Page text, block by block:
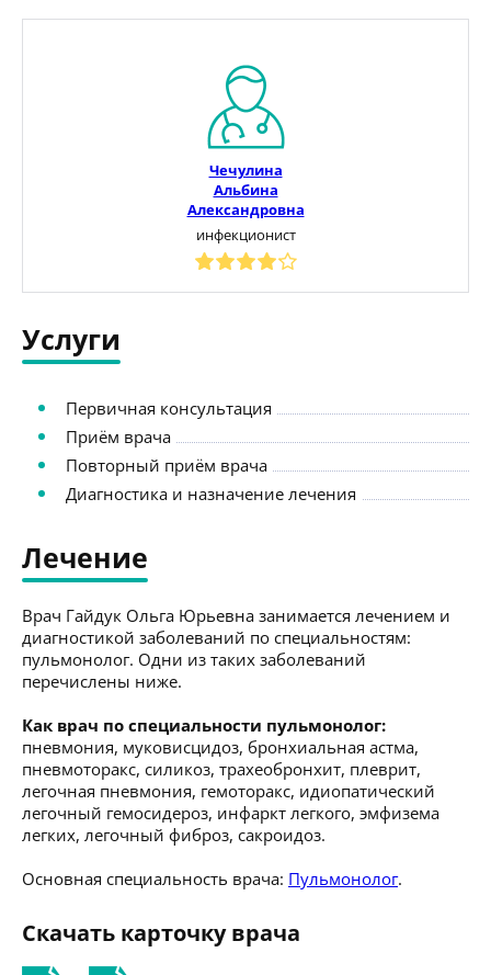
Чечулина
Альбина
Александровна
инфекционист
Услуги
Первичная консультация
Приём врача
Повторный приём врача
Диагностика и назначение лечения
Лечение
Врач Гайдук Ольга Юрьевна занимается лечением и
диагностикой заболеваний по специальностям:
пульмонолог. Одни из таких заболеваний
перечислены ниже.
Как врач по специальности пульмонолог:
пневмония, муковисцидоз, бронхиальная астма,
пневмоторакс, силикоз, трахеобронхит, плеврит,
легочная пневмония, гемоторакс, идиопатический
легочный гемосидероз, инфаркт легкого, эмфизема
легких, легочный фиброз, сакроидоз.
Основная специальность врача: Пульмонолог.
Скачать карточку врача